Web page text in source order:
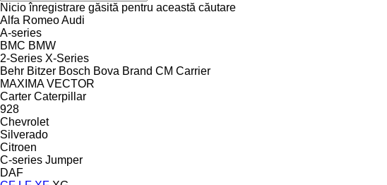
Nicio înregistrare găsită pentru această căutare
Alfa RomeoAudi
A-series
BMC BMW
2-Series X-Series
Behr Bitzer Bosch Bova Brand CM Carrier
MAXIMA VECTOR
Carter Caterpillar
928
Chevrolet
Silverado
Citroen
C-series Jumper
DAF